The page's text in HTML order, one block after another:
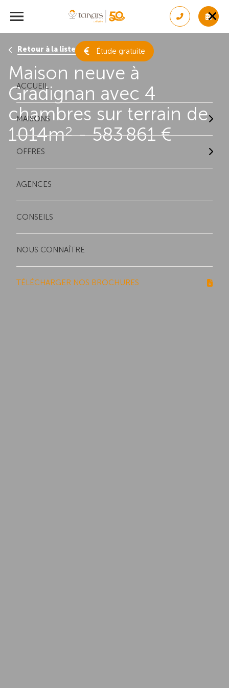
Étude gratuite
ACCUEIL
MAISONS
OFFRES
AGENCES
CONSEILS
NOUS CONNAÎTRE
TÉLÉCHARGER NOS BROCHURES
Retour à la liste des résultats
Maison neuve à
Gradignan avec 4
chambres sur terrain de
1014m2- 583 861 €